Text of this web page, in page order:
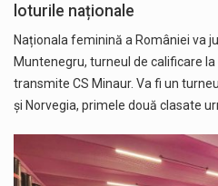
loturile naționale
Naționala feminină a României va
Muntenegru, turneul de calificare
transmite CS Minaur. Va fi un
și Norvegia, primele două clasate